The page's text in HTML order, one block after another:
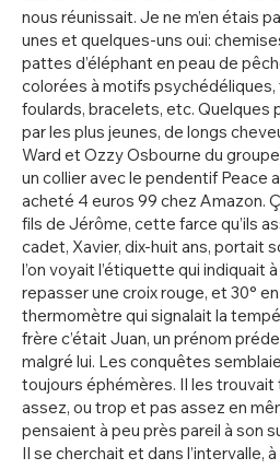
nous réunissait. Je ne m’en étais
unes et quelques-uns oui:
pattes d’éléphant en peau de
colorées à motifs psychédéliques,
foulards, bracelets, etc. Quelques
par les plus jeunes, de longs
Ward et Ozzy Osbourne du
un collier avec le pendentif Peace
acheté 4 euros 99 chez Amazon.
fils de Jérôme, cette farce qu’ils
cadet, Xavier, dix-huit ans, portait
l’on voyait l’étiquette qui indiquait
repasser une croix rouge, et 30°
thermomètre qui signalait la
frère c’était Juan, un prénom
malgré lui. Les conquêtes
toujours éphémères. Il les
assez, ou trop et pas assez en
pensaient à peu près pareil à son
Il se cherchait et dans l’intervalle,